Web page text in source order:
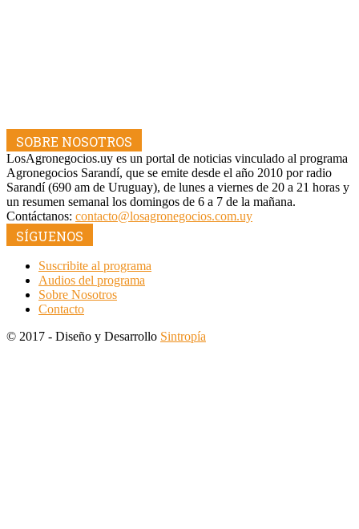
SOBRE NOSOTROS
LosAgronegocios.uy es un portal de noticias vinculado al programa
Agronegocios Sarandí, que se emite desde el año 2010 por radio
Sarandí (690 am de Uruguay), de lunes a viernes de 20 a 21 horas y
un resumen semanal los domingos de 6 a 7 de la mañana.
Contáctanos: contacto@losagronegocios.com.uy
SÍGUENOS
Suscribite al programa
Audios del programa
Sobre Nosotros
Contacto
© 2017 - Diseño y Desarrollo Sintropía